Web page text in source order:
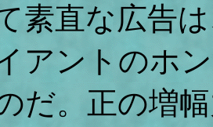
素直な広告
アントのホ
だ。正の増